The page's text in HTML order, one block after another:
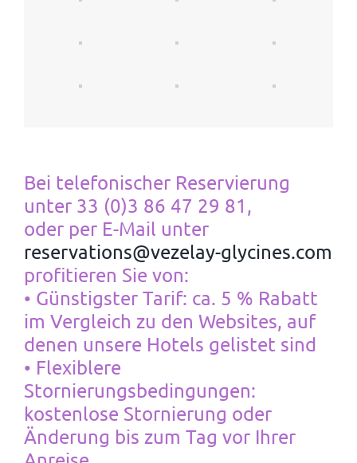
Bei telefonischer Reservierung
unter 33 (0)3 86 47 29 81,
oder per E-Mail unter
reservations@vezelay-glycines.com
profitieren Sie von:
• Günstigster Tarif: ca. 5 % Rabatt
im Vergleich zu den Websites, auf
denen unsere Hotels gelistet sind
• Flexiblere
Stornierungsbedingungen:
kostenlose Stornierung oder
Änderung bis zum Tag vor Ihrer